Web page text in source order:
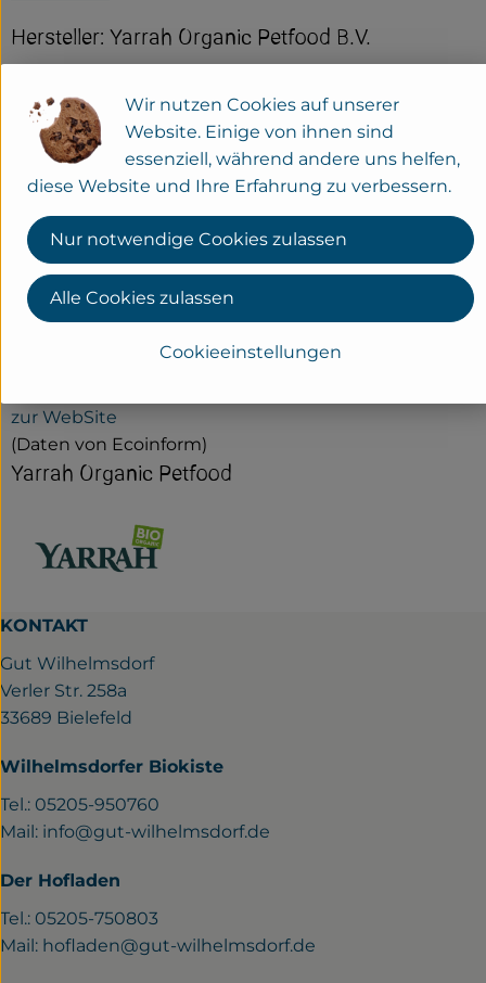
Hersteller: Yarrah Organic Petfood B.V.
Niederlande
Premium Petfood Brands B.V.
NL 3851 GA ERMELO
Wir sind der Erste Tiernahrungsproduzent in den
Niederlanden mit einem kompletten Sortiment an
biologischen Produkten. Bereits seit 1992 verarbeiten wir
Leben hatten. Fleisch aus großen Mastbetrieben oder
zur WebSite
(Daten von Ecoinform)
Yarrah Organic Petfood
KONTAKT
Gut Wilhelmsdorf
Verler Str. 258a
33689 Bielefeld
Wilhelmsdorfer Biokiste
Tel.: 05205-950760
Mail: info@gut-wilhelmsdorf.de
Der Hofladen
Tel.: 05205-750803
Mail: hofladen@gut-wilhelmsdorf.de
Wir nutzen Cookies auf unserer
Website. Einige von ihnen sind
essenziell, während andere uns helfen,
diese Website und Ihre Erfahrung zu verbessern.
Cookieeinstellungen
Nur notwendige Cookies zulassen
Alle Cookies zulassen